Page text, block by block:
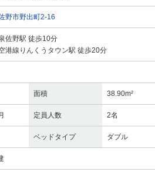
野市野出町2-16
佐野駅 徒歩10分
港線りんくうタウン駅 徒歩20分
面積 38.90m²
定員人数 2名
ベッドタイプ ダブル